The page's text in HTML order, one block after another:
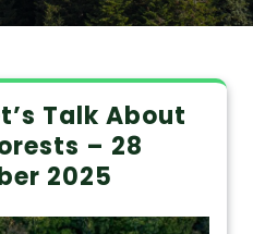
Talk About
– 28
2025